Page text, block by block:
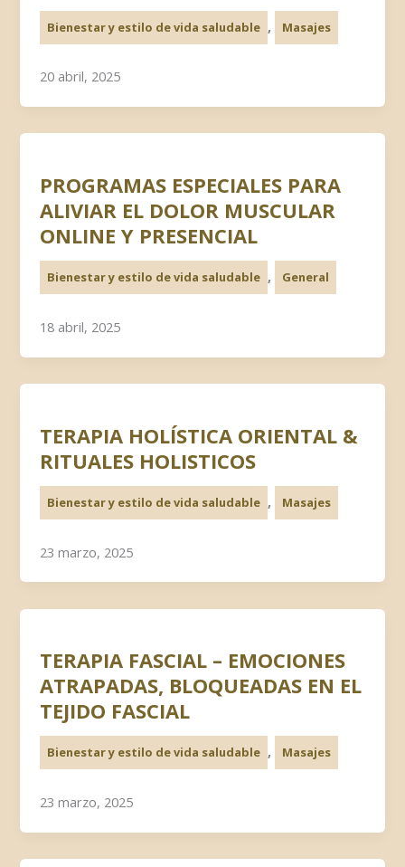
Bienestar y estilo de vida saludable , Masajes
20 abril, 2025
PROGRAMAS ESPECIALES PARA
ALIVIAR EL DOLOR MUSCULAR
ONLINE Y PRESENCIAL
Bienestar y estilo de vida saludable , General
18 abril, 2025
TERAPIA HOLÍSTICA ORIENTAL &
RITUALES HOLISTICOS
Bienestar y estilo de vida saludable , Masajes
23 marzo, 2025
TERAPIA FASCIAL – EMOCIONES
ATRAPADAS, BLOQUEADAS EN EL
TEJIDO FASCIAL
Bienestar y estilo de vida saludable , Masajes
23 marzo, 2025